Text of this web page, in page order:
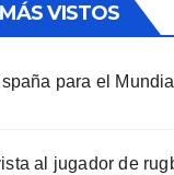
VISTOS
para el
al jugador de